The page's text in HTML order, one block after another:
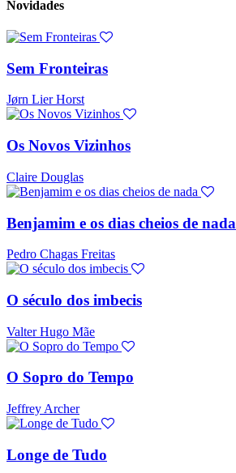
Novidades
Sem Fronteiras
Jørn Lier Horst
Os Novos Vizinhos
Claire Douglas
Benjamim e os dias cheios de nada
Pedro Chagas Freitas
O século dos imbecis
Valter Hugo Mãe
O Sopro do Tempo
Jeffrey Archer
Longe de Tudo